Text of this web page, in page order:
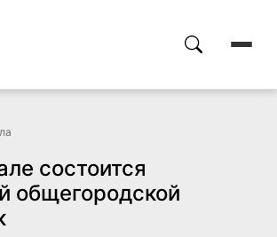
состоится
общегородской